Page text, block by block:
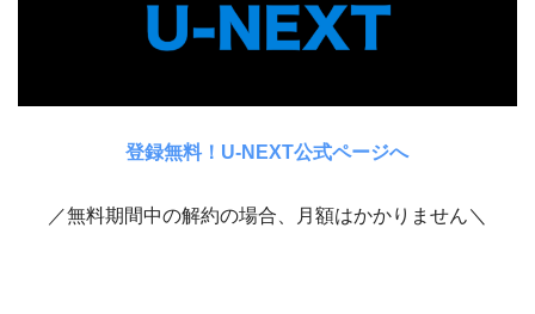
登録無料！U-NEXT公式ページへ
／無料期間中の解約の場合、月額はかかりません＼